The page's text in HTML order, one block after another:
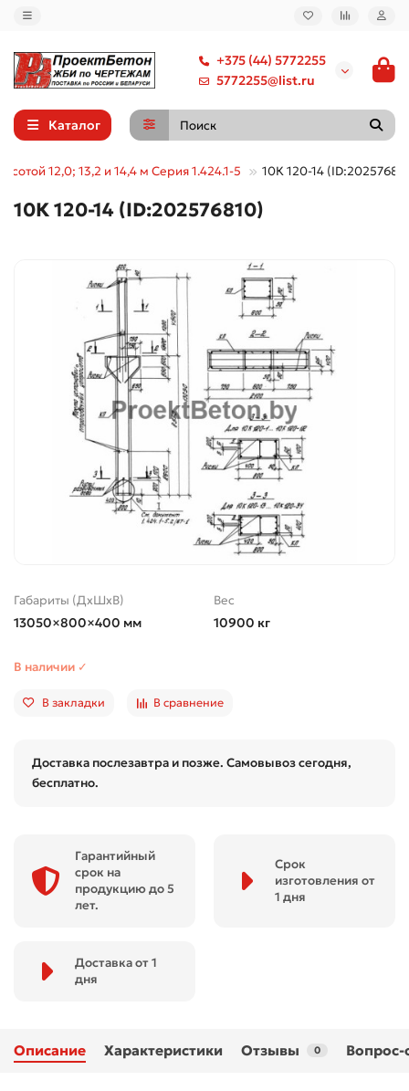
+375 (44) 5772255
5772255@list.ru
Каталог
12,0; 13,2 и 14,4 м Серия 1.424.1-5 10К 120-14
10К 120-14 (ID:202576810)
Габариты (ДхШхВ)
13050×800×400 мм
Вес
10900 кг
В наличии ✓
В закладки В сравнение
Доставка послезавтра и позже. Самовывоз сегодня,
бесплатно.
Гарантийный
срок на
продукцию до 5
лет.
Срок
изготовления от
1 дня
Доставка от 1
дня
Описание Характеристики Отзывы 0 Вопрос-